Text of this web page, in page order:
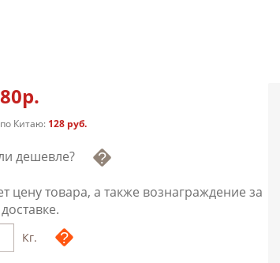
р.
Китаю: 128 руб.
дешевле?
цену товара, а также вознаграждение за
Кг.